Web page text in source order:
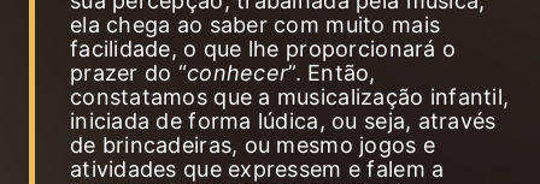
ela chega ao saber com muito mais
facilidade, o que lhe proporcionará o
prazer do “conhecer”. Então,
constatamos que a musicalização infantil,
iniciada de forma lúdica, ou seja, através
de brincadeiras, ou mesmo jogos e
atividades que expressem e falem a